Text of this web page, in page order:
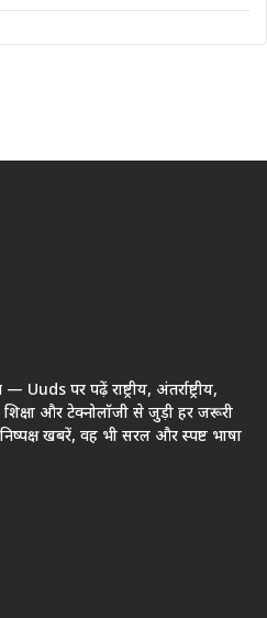
Uuds पर पढ़ें राष्ट्रीय, अंतर्राष्ट्रीय,
और टेक्नोलॉजी से जुड़ी हर जरूरी
खबरें, वह भी सरल और स्पष्ट भाषा